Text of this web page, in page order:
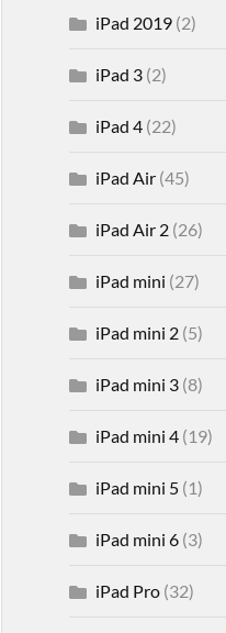
iPad 2019(2)
iPad 3(2)
iPad 4(22)
iPad Air(45)
iPad Air 2(26)
iPad mini (27)
iPad mini 2(5)
iPad mini 3(8)
iPad mini 4(19)
iPad mini 5(1)
iPad mini 6(3)
iPad Pro(32)